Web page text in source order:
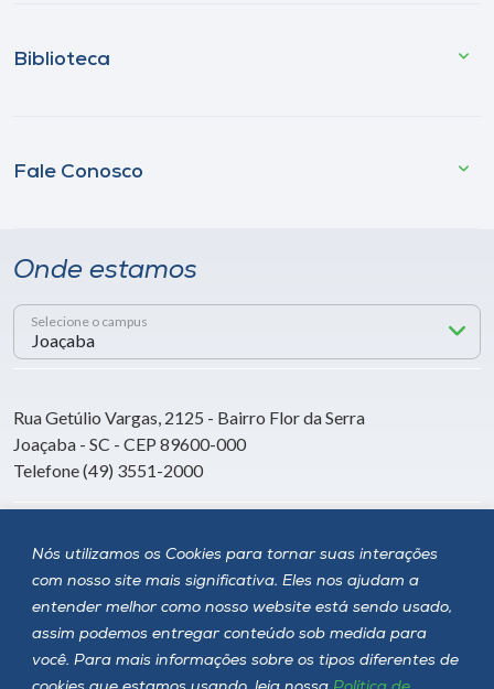
Nós utilizamos os Cookies para tornar suas interações
com nosso site mais significativa. Eles nos ajudam a
entender melhor como nosso website está sendo usado,
assim podemos entregar conteúdo sob medida para
você. Para mais informações sobre os tipos diferentes de
Biblioteca
Fale Conosco
Onde estamos
Selecione o campus
Rua Getúlio Vargas, 2125 - Bairro Flor da Serra
Joaçaba - SC - CEP 89600-000
Telefone (49) 3551-2000
Siga a Unoesc